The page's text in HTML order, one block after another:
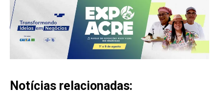
Notícias relacionadas: